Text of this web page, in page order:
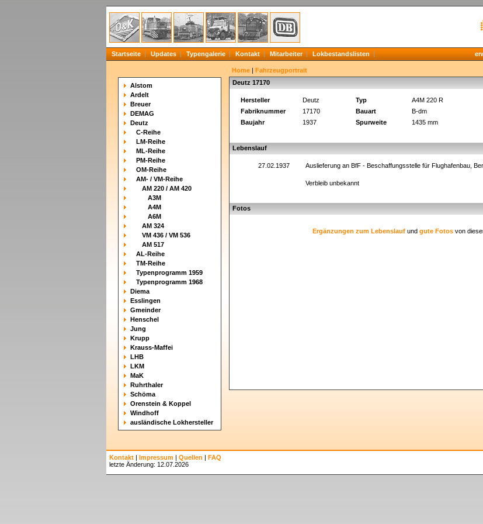
Startseite Updates Typengalerie Kontakt Mitarbeiter Lokbestandslisten
Alstom
Ardelt
Breuer
DEMAG
Deutz
C-Reihe
LM-Reihe
ML-Reihe
PM-Reihe
OM-Reihe
AM- / VM-Reihe
AM 220 / AM 420
A3M
A4M
A6M
AM 324
VM 436 / VM 536
AM 517
AL-Reihe
TM-Reihe
Typenprogramm 1959
Typenprogramm 1968
Diema
Esslingen
Gmeinder
Henschel
Jung
Krupp
Krauss-Maffei
LHB
LKM
MaK
Ruhrthaler
Schöma
Orenstein & Koppel
Windhoff
ausländische Lokhersteller
Home | Fahrzeugportrait
Deutz 17170
Hersteller Deutz Typ A4M 220 R
Fabriknummer
17170 Bauart B-dm
Baujahr
1937 Spurweite 1435 mm
Lebenslauf
27.02.1937 Auslieferung an BfF - Beschaffungsstelle für Flughafenbau,
Verbleib unbekannt
Fotos
Ergänzungen zum Lebenslaufund gute Fotosvon
Kontakt | Impressum | Quellen | FAQ
letzte Änderung: 12.07.2026